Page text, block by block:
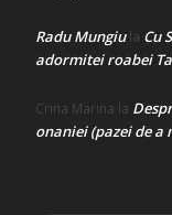
Radu Mungiula Cu
adormitei roabei
Crina Marina la
onaniei (pazei de a